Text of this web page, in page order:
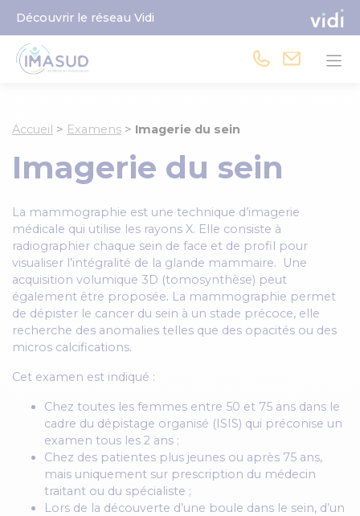
Découvrir le réseau Vidi
Accueil > Examens > Imagerie du sein
Imagerie du sein
La mammographie est une technique d’imagerie
médicale qui utilise les rayons X. Elle consiste à
radiographier chaque sein de face et de profil pour
visualiser l’intégralité de la glande mammaire. Une
acquisition volumique 3D (tomosynthèse) peut
également être proposée. La mammographie permet
de dépister le cancer du sein à un stade précoce, elle
recherche des anomalies telles que des opacités ou des
micros calcifications.
Cet examen est indiqué :
Chez toutes les femmes entre 50 et 75 ans dans le
cadre du dépistage organisé (ISIS) qui préconise un
examen tous les 2 ans ;
Chez des patientes plus jeunes ou après 75 ans,
mais uniquement sur prescription du médecin
traitant ou du spécialiste ;
Lors de la découverte d’une boule dans le sein, d’un